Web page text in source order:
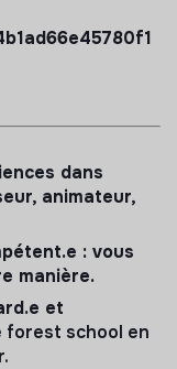
dans
animateur,
: vous
manière.
et
forest school en